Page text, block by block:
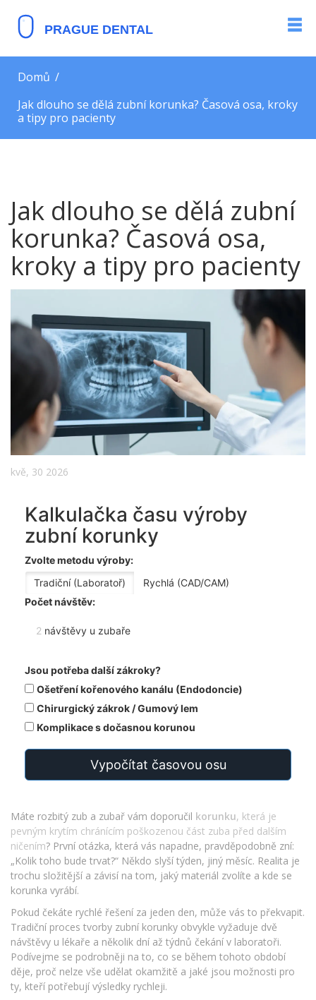
Domů
Jak dlouho se dělá zubní korunka? Časová osa, kroky
a tipy pro pacienty
Jak dlouho se dělá zubní
korunka? Časová osa,
kroky a tipy pro pacienty
kvě, 30 2026
Kalkulačka času výroby
zubní korunky
Zvolte metodu výroby:
Tradiční (Laboratoř)
Rychlá (CAD/CAM)
Počet návštěv:
2 návštěvy u zubaře
Jsou potřeba další zákroky?
Ošetření kořenového kanálu (Endodoncie)
Chirurgický zákrok / Gumový lem
Komplikace s dočasnou korunou
Vypočítat časovou osu
Máte rozbitý zub a zubař vám doporučil korunku, která je
pevným krytím chránícím poškozenou část zuba před dalším
ničením? První otázka, která vás napadne, pravděpodobně zní:
„Kolik toho bude trvat?“ Někdo slyší týden, jiný měsíc. Realita je
trochu složitější a závisí na tom, jaký materiál zvolíte a kde se
korunka vyrábí.
Pokud čekáte rychlé řešení za jeden den, může vás to překvapit.
Tradiční proces tvorby zubní korunky obvykle vyžaduje dvě
návštěvy u lékaře a několik dní až týdnů čekání v laboratoři.
Podívejme se podrobněji na to, co se během tohoto období
děje, proč nelze vše udělat okamžitě a jaké jsou možnosti pro
ty, kteří potřebují výsledky rychleji.